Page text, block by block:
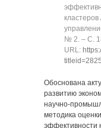
№ 2. ‒ C.
URL:
Обоснована
развитию
научно-
методика
эффективности